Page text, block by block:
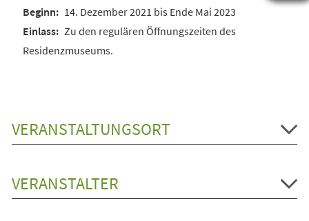
14. Dezember 2021 bis Ende Mai 2023
Zu den regulären Öffnungszeiten des
Residenzmuseums.
VERANSTALTUNGSORT
VERANSTALTER